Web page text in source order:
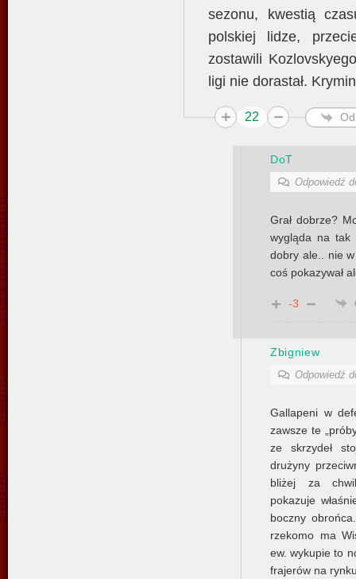
sezonu, kwestią
polskiej lidze,
zostawili
ligi nie dorastał.
22
DoT
Odpowiedź
Grał dobrze?
wygląda na tak
dobry ale.. nie
coś pokazywał
-3
Zbigniew
Odpowiedź
Gallapeni w
zawsze te
ze skrzydeł
drużyny
bliżej za
pokazuje
boczny
rzekomo ma
ew. wykupie to
frajerów na